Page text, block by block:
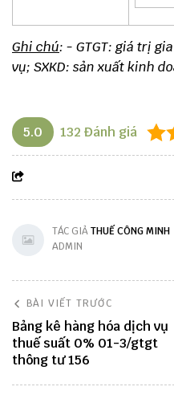
Ghi chú: - GTGT: giá trị
vụ; SXKD: sản xuất kinh
5.0 132 Đánh giá
TÁC GIẢTHUẾ CÔNG MINH
ADMIN
BÀI VIẾT TRƯỚC
Bảng kê hàng hóa dịch vụ
thuế suất 0% 01-3/gtgt
thông tư 156